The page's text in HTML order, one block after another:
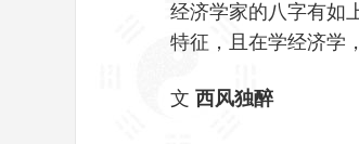
经济学家的八字有如
特征，且在学经济学
文 西风独醉